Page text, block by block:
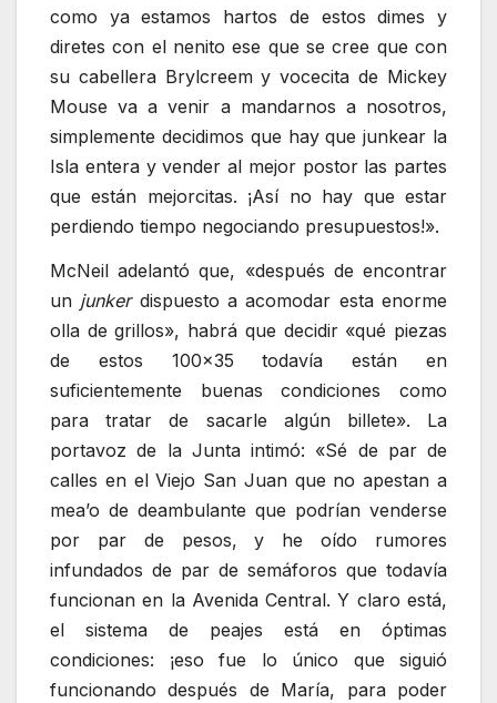
como ya estamos hartos de estos dimes y
diretes con el nenito ese que se cree que con
su cabellera Brylcreem y vocecita de Mickey
Mouse va a venir a mandarnos a nosotros,
simplemente decidimos que hay que junkear la
Isla entera y vender al mejor postor las partes
que están mejorcitas. ¡Así no hay que estar
perdiendo tiempo negociando presupuestos!».
McNeil adelantó que, «después de encontrar
un junkerdispuesto a acomodar esta enorme
olla de grillos», habrá que decidir «qué piezas
de estos 100×35 todavía están en
suficientemente buenas condiciones como
para tratar de sacarle algún billete». La
portavoz de la Junta intimó: «Sé de par de
calles en el Viejo San Juan que no apestan a
mea’o de deambulante que podrían venderse
por par de pesos, y he oído rumores
infundados de par de semáforos que todavía
funcionan en la Avenida Central. Y claro está,
el sistema de peajes está en óptimas
condiciones: ¡eso fue lo único que siguió
funcionando después de María, para poder